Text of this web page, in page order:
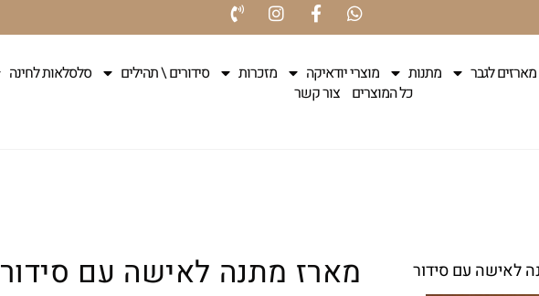
לגבר מתנות מוצרי יודאיקה מזכרות סידורים \ תהילים סלסלאות לחינה
כל המוצרים צור קשר
לאישה עם סידור מארז מתנה לאישה עם סידור